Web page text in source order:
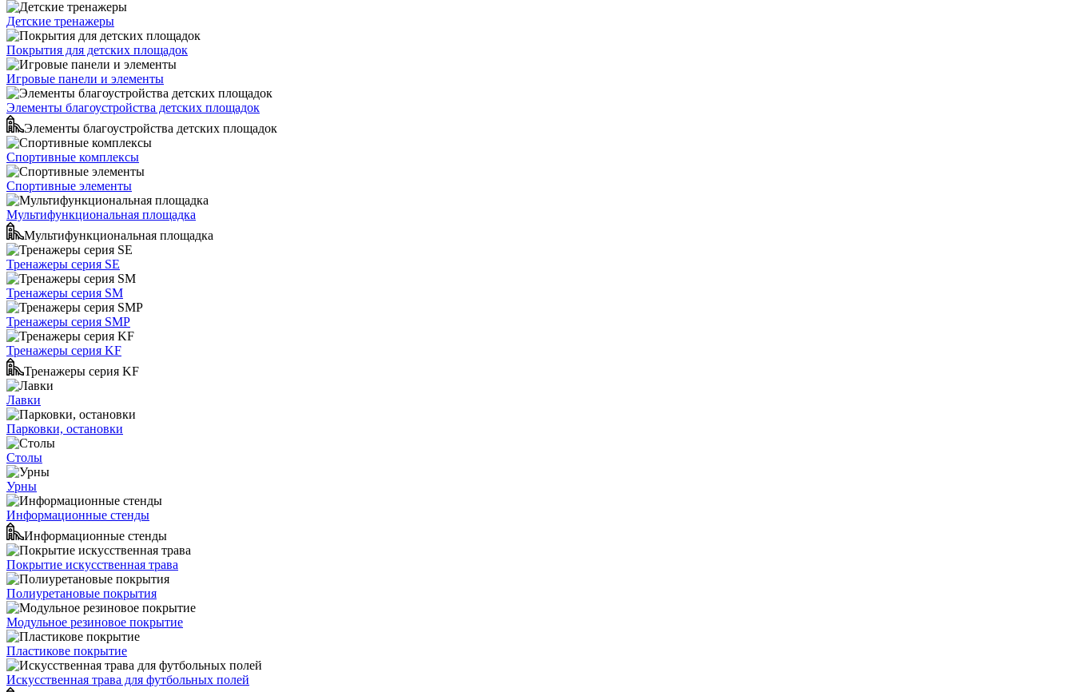
Детские тренажеры
Покрытия для детских площадок
Игровые панели и элементы
Элементы благоустройства детских площадок
Элементы благоустройства детских площадок
Спортивные комплексы
Спортивные элементы
Мультифункциональная площадка
Мультифункциональная площадка
Тренажеры серия SE
Тренажеры серия SM
Тренажеры серия SMP
Тренажеры серия KF
Тренажеры серия KF
Лавки
Парковки, остановки
Столы
Урны
Информационные стенды
Информационные стенды
Покрытие искусственная трава
Полиуретановые покрытия
Модульное резиновое покрытие
Пластикове покрытие
Искусственная трава для футбольных полей